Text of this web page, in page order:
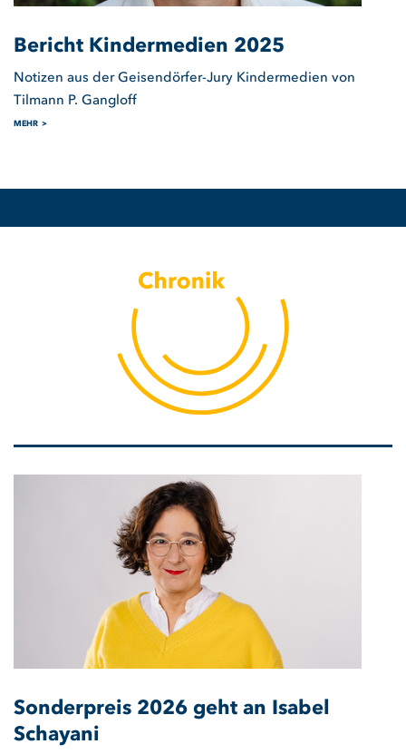
Bericht Kindermedien 2025
Notizen aus der Geisendörfer-Jury Kindermedien von
Tilmann P. Gangloff
MEHR
Sonderpreis 2026 geht an Isabel
Schayani